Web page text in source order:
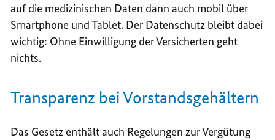
auf die medizinischen Daten dann auch mobil über
Smartphone undTablet. Der Datenschutz bleibt dabei
wichtig: Ohne Einwilligung der Versicherten geht
nichts.
Transparenz bei Vorstandsgehältern
Das Gesetz enthält auch Regelungen zur Vergütung